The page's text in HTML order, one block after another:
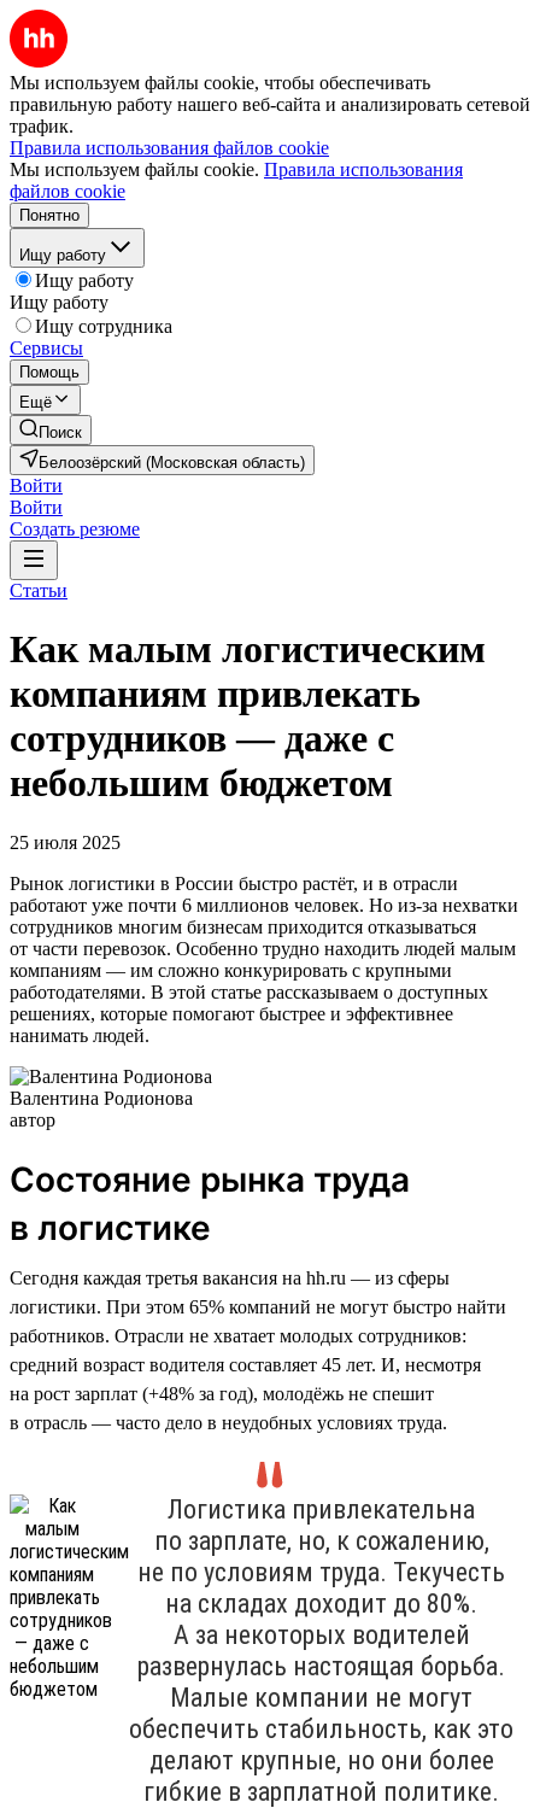
Мы используем файлы cookie, чтобы обеспечивать
правильную работу нашего веб-сайта и анализировать сетевой
трафик.
Правила использования файлов cookie
Мы используем файлы cookie. Правила использования
файлов cookie
Понятно
Ищу работу
Ищу работу
Ищу работу
Ищу сотрудника
Сервисы
Помощь
Ещё
Поиск
Белоозёрский (Московская область)
Войти
Войти
Создать резюме
Статьи
Как малым логистическим
компаниям привлекать
сотрудников — даже с
небольшим бюджетом
25 июля 2025
Рынок логистики в России быстро растёт, и в отрасли
работают уже почти 6 миллионов человек. Но из-за нехватки
сотрудников многим бизнесам приходится отказываться
от части перевозок. Особенно трудно находить людей малым
компаниям — им сложно конкурировать с крупными
работодателями. В этой статье рассказываем о доступных
решениях, которые помогают быстрее и эффективнее
нанимать людей.
Валентина Родионова
автор
Состояние рынка труда
в логистике
Сегодня каждая третья вакансия на hh.ru — из сферы
логистики. При этом 65% компаний не могут быстро найти
работников. Отрасли не хватает молодых сотрудников:
средний возраст водителя составляет 45 лет. И, несмотря
на рост зарплат (+48% за год), молодёжь не спешит
в отрасль — часто дело в неудобных условиях труда.
Логистика привлекательна
по зарплате, но, к сожалению,
не по условиям труда. Текучесть
на складах доходит до 80%.
А за некоторых водителей
развернулась настоящая борьба.
Малые компании не могут
обеспечить стабильность, как это
делают крупные, но они более
гибкие в зарплатной политике.